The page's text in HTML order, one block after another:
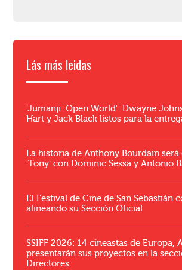
Lás más leidas
'Jumanji: Open World': Dwayne
Hart y Jack Black listos para la
La historia de Anthony Bourdain será
'Tony' con Dominic Sessa y Antonio
El Festival de Cine de San Sebastián
alineando su Sección Oficial
SSIFF 2026: 14 cineastas de Europa,
presentarán sus proyectos en la
Directores